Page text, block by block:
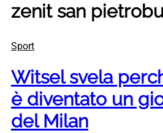
zenit san
Sport
Witsel svela
è diventato un
del Milan